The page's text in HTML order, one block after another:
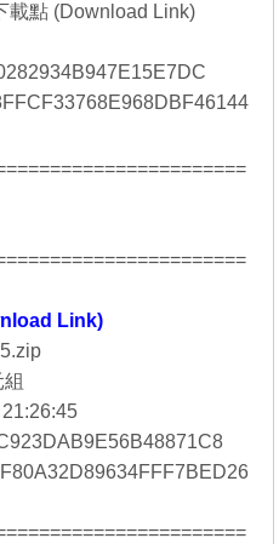
載點 (Download Link)
Link)